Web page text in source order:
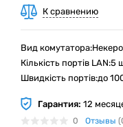
К сравнению
Вид
Кількість портів LAN:5
Швидкість портів:до
Гарантия: 12
0 Отзывы